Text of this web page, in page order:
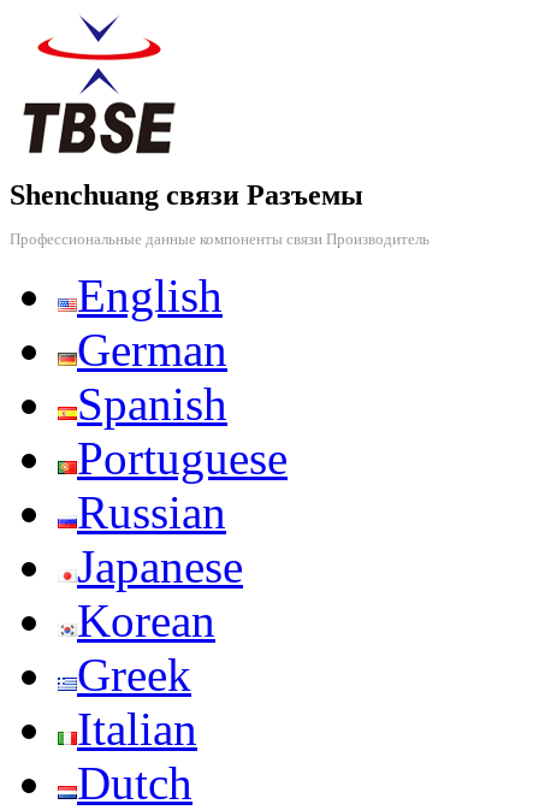
Shenchuang связи Разъемы
Профессиональные данные компоненты связи Производитель
English
German
Spanish
Portuguese
Russian
Japanese
Korean
Greek
Italian
Dutch